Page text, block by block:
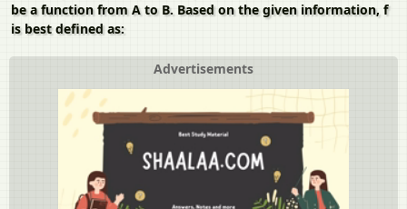
be a function from A to B. Based on the given information, f
is best defined as:
Advertisements